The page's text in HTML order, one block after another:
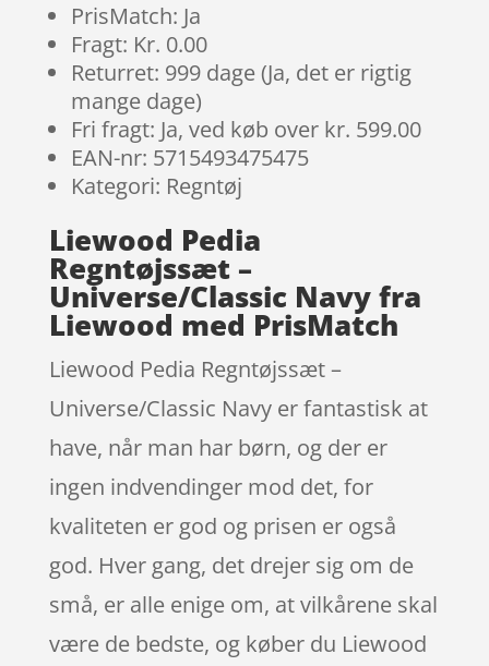
PrisMatch: Ja
Fragt: Kr. 0.00
Returret: 999 dage (Ja, det er rigtig
mange dage)
Fri fragt: Ja, ved køb over kr. 599.00
EAN-nr: 5715493475475
Kategori: Regntøj
Liewood Pedia
Regntøjssæt –
Universe/Classic Navy fra
Liewood med PrisMatch
Liewood Pedia Regntøjssæt –
Universe/Classic Navy er fantastisk at
have, når man har børn, og der er
ingen indvendinger mod det, for
kvaliteten er god og prisen er også
god. Hver gang, det drejer sig om de
små, er alle enige om, at vilkårene skal
være de bedste, og køber du Liewood